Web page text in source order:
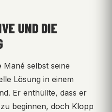
UND DIE
selbst seine
Lösung in einem
Er enthüllte, dass er
beginnen, doch Klopp